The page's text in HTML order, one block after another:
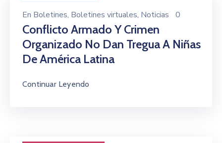
En Boletines‚ Boletines virtuales‚ Noticias 0
Conflicto Armado Y Crimen
Organizado No Dan Tregua A Niñas
De América Latina
Continuar Leyendo